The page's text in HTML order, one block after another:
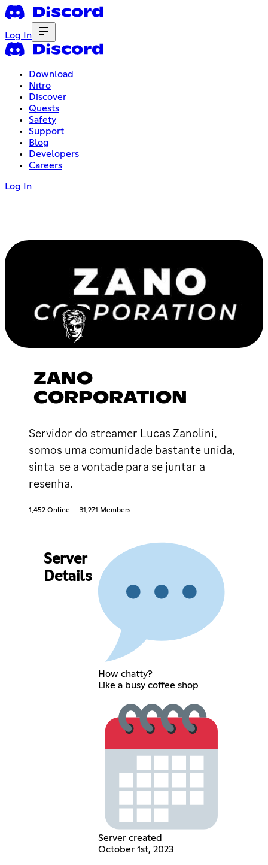
Log In
Download
Nitro
Discover
Quests
Safety
Support
Blog
Developers
Careers
Log In
ZANO
CORPORATION
Servidor do streamer Lucas Zanolini,
somos uma comunidade bastante unida,
sinta-se a vontade para se juntar a
resenha.
1,452 Online 31,271 Members
Server
Details
How chatty?
Like a busy coffee shop
Server created
October 1st, 2023